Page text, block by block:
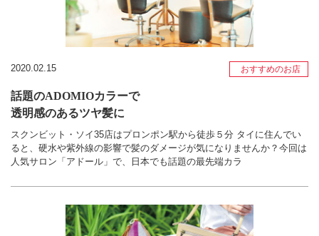
2020.02.15 おすすめのお店
話題のADOMIOカラーで
透明感のあるツヤ髪に
スクンビット・ソイ35店はプロンポン駅から徒歩５分 タイに住んでい
ると、硬水や紫外線の影響で髪のダメージが気になりませんか？今回は
人気サロン「アドール」で、日本でも話題の最先端カラ